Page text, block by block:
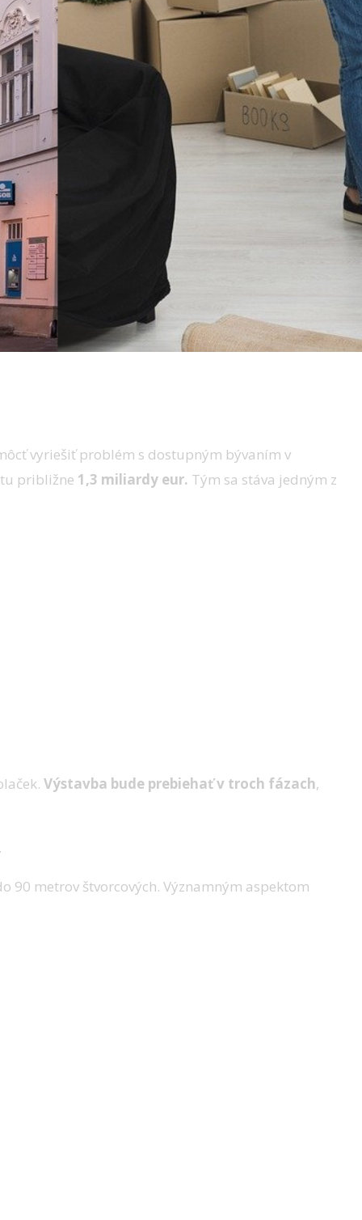
vyriešiť problém s dostupným bývaním v
približne 1,3 miliardy eur. Tým sa stáva jedným z
Výstavba bude prebiehať v troch fázach,
90 metrov štvorcových. Významným aspektom